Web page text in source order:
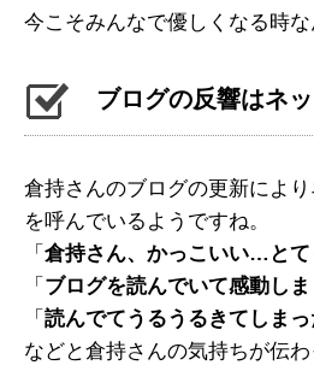
今こそみんなで優しくなる時な
ブログの反響はネ
倉持さんのブログの更新によ
を呼んでいるようですね。
「 倉持さん、かっこいい…と
「 ブログを読んでいて感動しま
「 読んでてうるうるきてしまっ
などと倉持さんの気持ちが伝